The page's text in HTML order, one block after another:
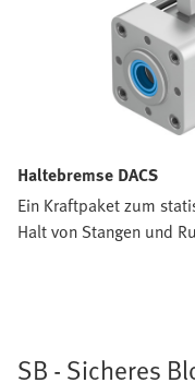
Haltebremse DACS
Ein Kraftpaket zum
Halt von Stangen und
SB - Sicheres